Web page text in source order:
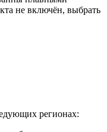
не включён, выбрать
регионах: